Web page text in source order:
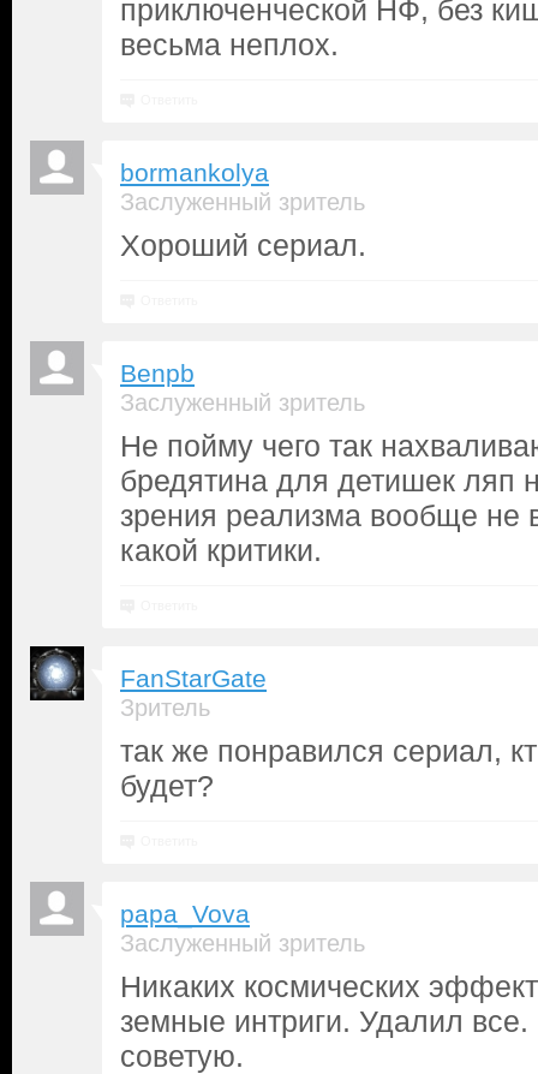
приключенческой НФ, без
весьма неплох.
bormankolya
Заслуженный зритель
Хороший сериал.
Benpb
Заслуженный зритель
Не пойму чего так
бредятина для детишек ляп
зрения реализма вообще не
какой критики.
FanStarGate
Зритель
так же понравился сериал,
будет?
papa_Vova
Заслуженный зритель
Никаких космических
земные интриги. Удалил все.
советую.